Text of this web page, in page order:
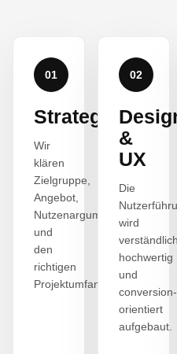
01
Strategie
Wir
klären
Zielgruppe,
Angebot,
Nutzenargumente
und
den
richtigen
Projektumfang.
02
&
UX
Die
wird
verständlich,
hochwertig
und
conversion-
orientiert
aufgebaut.